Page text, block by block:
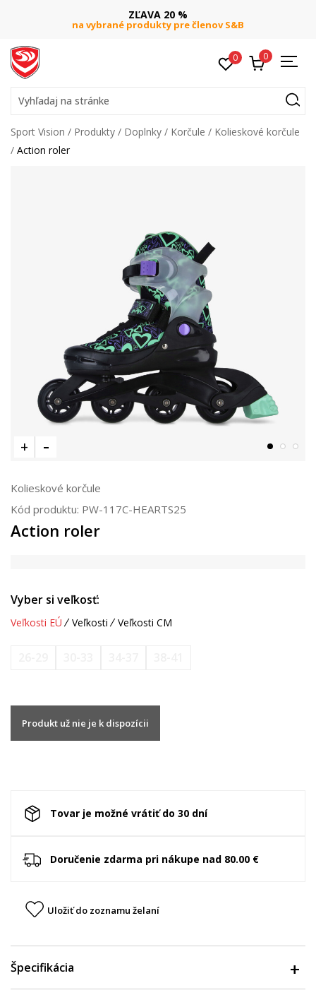
ZĽAVA 20 %
na vybrané produkty pre členov S&B
0 0
Vyhľadaj na stránke
Sport Vision Produkty Doplnky Korčule
Kolieskové korčule
Action roler
Kolieskové korčule
Kód produktu: PW-117C-HEARTS25
Action roler
Vyber si veľkosť:
Veľkosti EÚ Veľkosti Veľkosti CM
Produkt už nie je k dispozícii
Tovar je možné vrátiť do 30 dní
Doručenie zdarma pri nákupe nad 80.00 €
Uložiť do zoznamu želaní
Špecifikácia